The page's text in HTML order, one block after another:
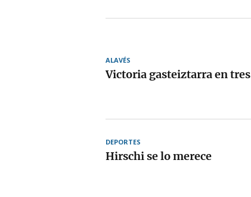
ALAVÉS
Victoria gasteiztarra en
DEPORTES
Hirschi se lo merece